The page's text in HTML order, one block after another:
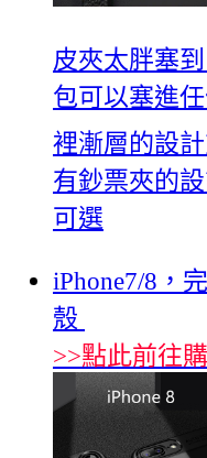
皮夾太胖塞
包可以塞進
裡漸層的設
有鈔票夾的
可選
iPhone7/8，
殼
>>點此前往